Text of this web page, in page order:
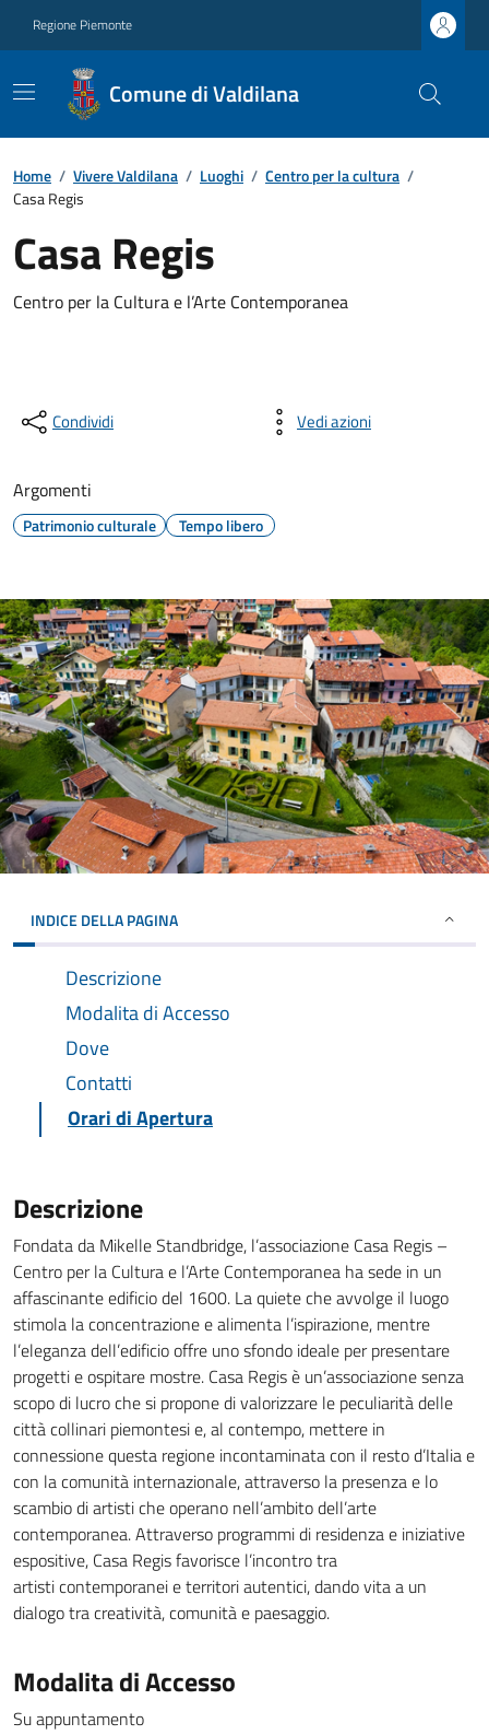
Regione Piemonte
Comune di Valdilana
Home / Vivere Valdilana / Luoghi / Centro per la cultura /
Casa Regis
Casa Regis
Centro per la Cultura e l’Arte Contemporanea
Condividi Vedi azioni
Argomenti
Patrimonio culturale Tempo libero
INDICE DELLA PAGINA
Descrizione
Modalita di Accesso
Dove
Contatti
Orari di Apertura
Descrizione
Fondata da Mikelle Standbridge, l’associazione Casa Regis –
Centro per la Cultura e l’Arte Contemporanea ha sede in un
affascinante edificio del 1600. La quiete che avvolge il luogo
stimola la concentrazione e alimenta l’ispirazione, mentre
l’eleganza dell’edificio offre uno sfondo ideale per presentare
progetti e ospitare mostre. Casa Regis è un’associazione senza
scopo di lucro che si propone di valorizzare le peculiarità delle
città collinari piemontesi e, al contempo, mettere in
connessione questa regione incontaminata con il resto d’Italia e
con la comunità internazionale, attraverso la presenza e lo
scambio di artisti che operano nell’ambito dell’arte
contemporanea. Attraverso programmi di residenza e iniziative
espositive, Casa Regis favorisce l’incontro tra
artisti contemporanei e territori autentici, dando vita a un
dialogo tra creatività, comunità e paesaggio.
Modalita di Accesso
Su appuntamento